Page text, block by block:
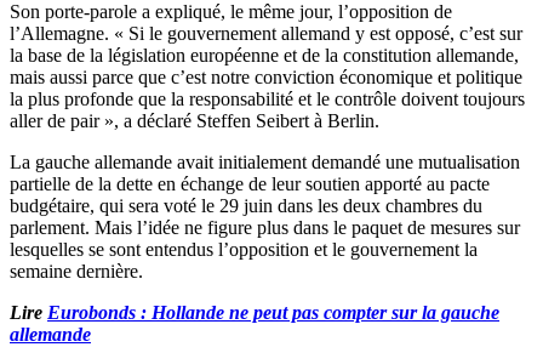
Son porte-parole a expliqué, le même jour, l’opposition de
l’Allemagne. « Si le gouvernement allemand y est opposé, c’est sur
la base de la législation européenne et de la constitution allemande,
mais aussi parce que c’est notre conviction économique et politique
la plus profonde que la responsabilité et le contrôle doivent toujours
aller de pair », a déclaré Steffen Seibert à Berlin.
La gauche allemande avait initialement demandé une mutualisation
partielle de la dette en échange de leur soutien apporté au pacte
budgétaire, qui sera voté le 29 juin dans les deux chambres du
parlement. Mais l’idée ne figure plus dans le paquet de mesures sur
lesquelles se sont entendus l’opposition et le gouvernement la
semaine dernière.
Lire Eurobonds : Hollande ne peut pas compter sur la gauche
allemande